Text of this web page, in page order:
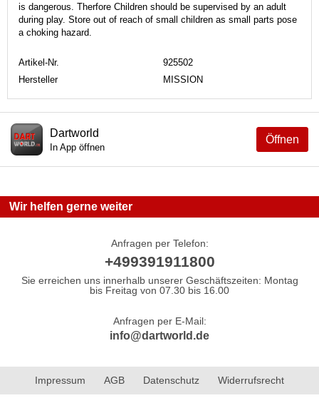
is dangerous. Therfore Children should be supervised by an adult
during play. Store out of reach of small children as small parts pose
a choking hazard.
Artikel-Nr.
925502
Hersteller
MISSION
Öffnen
Dartworld
In App öffnen
Wir helfen gerne weiter
Anfragen per Telefon:
+499391911800
Sie erreichen uns innerhalb unserer Geschäftszeiten: Montag
bis Freitag von 07.30 bis 16.00
Anfragen per E-Mail:
info@dartworld.de
Impressum AGB Datenschutz Widerrufsrecht